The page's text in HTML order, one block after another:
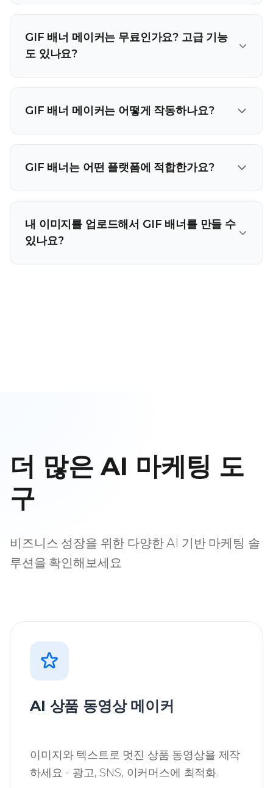
GIF 배너 메이커는 무료인가요? 고급 기능
도 있나요?
GIF 배너 메이커는 어떻게 작동하나요?
GIF 배너는 어떤 플랫폼에 적합한가요?
내 이미지를 업로드해서 GIF 배너를 만들 수
있나요?
더 많은 AI 마케팅 도
구
비즈니스 성장을 위한 다양한 AI 기반 마케팅 솔
루션을 확인해보세요
AI 상품 동영상 메이커
이미지와 텍스트로 멋진 상품 동영상을 제작
하세요 - 광고, SNS, 이커머스에 최적화.